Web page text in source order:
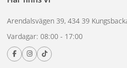
Arendalsvägen 39, 434 39
Vardagar: 08:00 - 17:00